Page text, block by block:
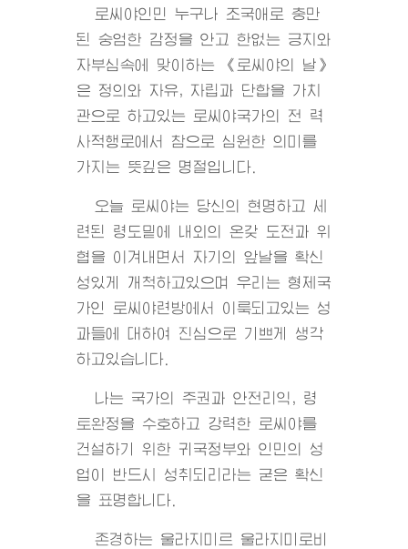
로씨야인민 누구나 조국애로 충만
된 숭엄한 감정을 안고 한없는 긍지와
자부심속에 맞이하는 《로씨야의 날》
은 정의와 자유, 자립과 단합을 가치
관으로 하고있는 로씨야국가의 전 력
사적행로에서 참으로 심원한 의미를
가지는 뜻깊은 명절입니다.
오늘 로씨야는 당신의 현명하고 세
련된 령도밑에 내외의 온갖 도전과 위
협을 이겨내면서 자기의 앞날을 확신
성있게 개척하고있으며 우리는 형제국
가인 로씨야련방에서 이룩되고있는 성
과들에 대하여 진심으로 기쁘게 생각
하고있습니다.
나는 국가의 주권과 안전리익, 령
토완정을 수호하고 강력한 로씨야를
건설하기 위한 귀국정부와 인민의 성
업이 반드시 성취되리라는 굳은 확신
을 표명합니다.
존경하는 울라지미르 울라지미로비